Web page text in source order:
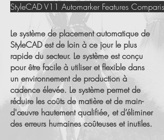
StyleCAD V11 Automarker Features
Le système de placement automatique de
StyleCAD est de loin à ce jour le plus
rapide du secteur. Le système est conçu
pour être facile à utiliser et flexible dans
un environnement de production à
cadence élevée. Le système permet de
réduire les coûts de matière et de main-
d'œuvre hautement qualifiée, et d’éliminer
des erreurs humaines coûteuses et inutiles.